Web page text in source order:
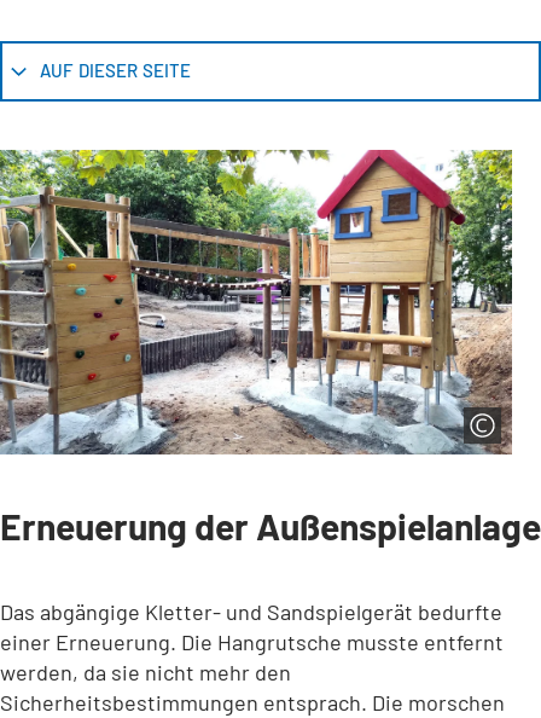
AUF DIESER SEITE
Erneuerung der Außenspielanlage
Das abgängige Kletter- und Sandspielgerät bedurfte
einer Erneuerung. Die Hangrutsche musste entfernt
werden, da sie nicht mehr den
Sicherheitsbestimmungen entsprach. Die morschen